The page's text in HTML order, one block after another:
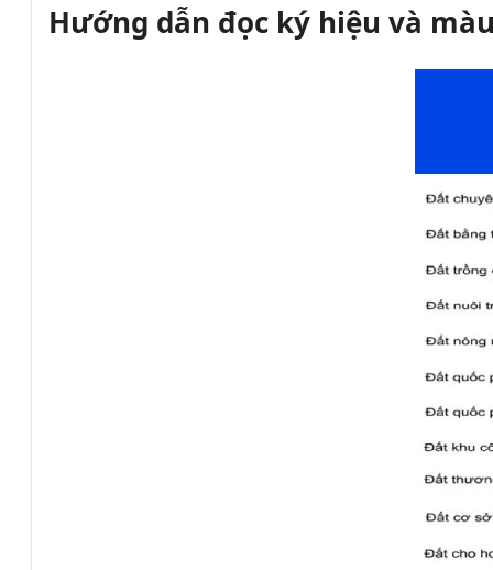
Hướng dẫn đọc ký hiệu và